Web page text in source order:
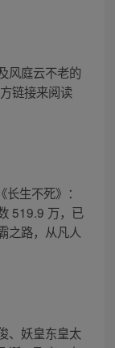
风庭云不老的
链接来阅读
生不死》：
519.9 万，已
之路，从凡人
、妖皇东皇太